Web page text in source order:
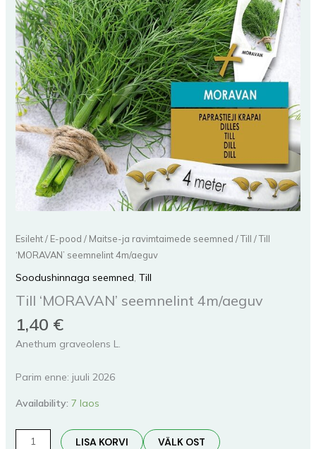
Esileht/ E-pood / Maitse-ja ravimtaimede seemned /Till / Till
‘MORAVAN’ seemnelint 4m/aeguv
Soodushinnaga seemned, Till
Till ‘MORAVAN’ seemnelint 4m/aeguv
1,40 €
Anethum graveolens L.
Parim enne: juuli 2026
Availability: 7 laos
LISA KORVI VÄLK OST